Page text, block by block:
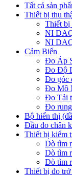
Tất cả sản
Thiết bị thu
Thiết bị
NI
NI
Cảm Biến
Đo Áp
Đo Độ
Đo góc
Đo Mô
Đo Tải
Đo
Bộ hiển thị
Đầu đo chân
Thiết bị kiểm
Dò tìm
Dò tìm
Dò tìm
Thiết bị đo trở